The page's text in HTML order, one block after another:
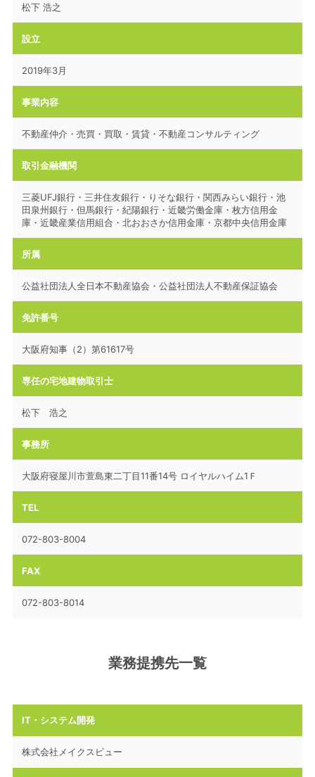
松下 浩之
設立
2019年3月
事業内容
不動産仲介・売買・買取・賃貸・不動産コンサルティング
取引金融機関
三菱UFJ銀行・三井住友銀行・りそな銀行・関西みらい銀行・池
田泉州銀行・但馬銀行・紀陽銀行・近畿労働金庫・枚方信用金
庫・近畿産業信用組合・北おおさか信用金庫・京都中央信用金庫
所属
公益社団法人全日本不動産協会・公益社団法人不動産保証協会
免許番号
大阪府知事（2）第61617号
専任の宅地建物取引士
松下 浩之
事務所
大阪府寝屋川市萱島東二丁目11番14号 ロイヤルハイム1Ｆ
TEL
072-803-8004
FAX
072-803-8014
業務提携先一覧
IT・システム開発
株式会社メイクスビュー